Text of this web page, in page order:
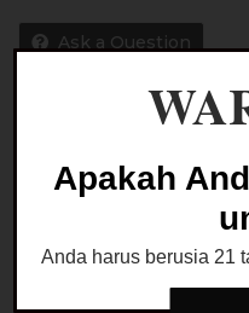
WiseAsk a Question
Kategori:LIQUID
Apakah
Anda harus berusia 21